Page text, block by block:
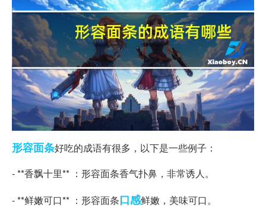
形容面条好吃的成语有很多，以下是一些例子：
- **香飘十里** ：形容面条香气扑鼻，非常诱人。
- **鲜嫩可口** ：形容面条口感鲜嫩，美味可口。